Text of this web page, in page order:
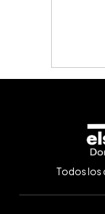
Todos los